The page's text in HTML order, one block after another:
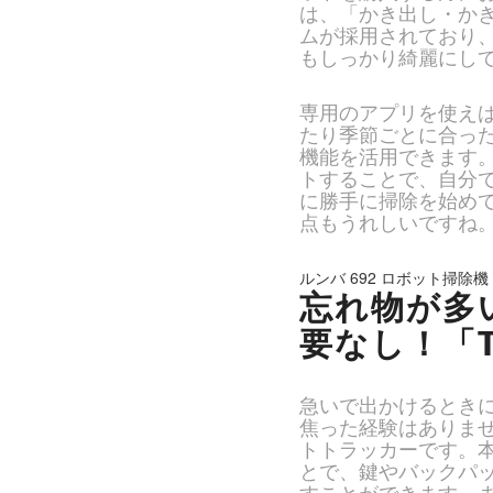
は、「かき出し・か
ムが採用されており
もしっかり綺麗にし
専用のアプリを使え
たり季節ごとに合っ
機能を活用できます
トすることで、自分
に勝手に掃除を始め
点もうれしいですね
ルンバ 692 ロボット掃除
忘れ物が多
要なし！「
急いで出かけるとき
焦った経験はありま
トトラッカーです。
とで、鍵やバックパ